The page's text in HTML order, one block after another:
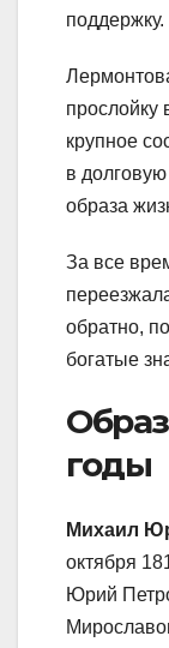
поддержку.
прослойку
крупное
в долговую
образа
За все
обратно,
богатые
годы
Михаил
октября
Юрий